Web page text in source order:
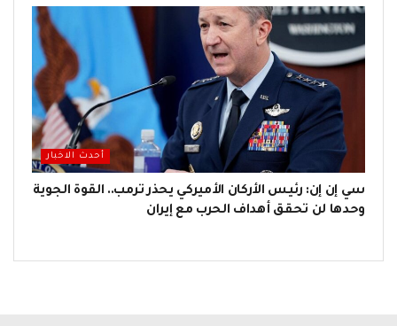
أحدث الاخبار
سي إن إن: رئيس الأركان الأميركي يحذر ترمب.. القوة الجوية
وحدها لن تحقق أهداف الحرب مع إيران